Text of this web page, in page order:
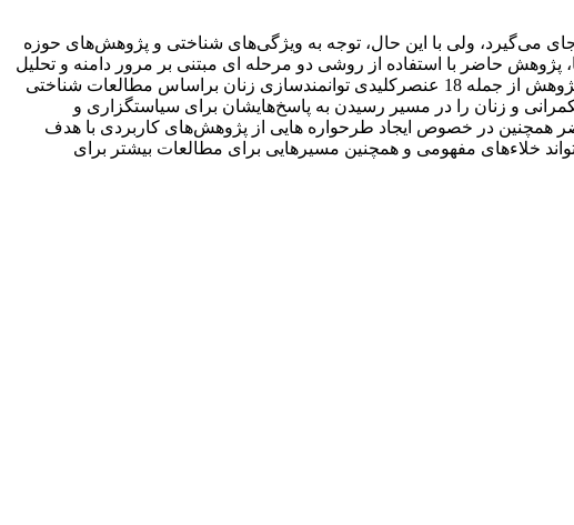
می‌گیرد، ولی با این حال، توجه به ویژگی‌های شناختی و پژوهش‌های حوزه
حاضر با استفاده از روشی دو مرحله ای مبتنی بر مرور دامنه و تحلیل
محتوا به ارائه چارچوبی برای توانمندسازی زنان در حکمرانی براساس مطالعات حوزه علوم شناختی می‌پردازد. خروجی‌های این پژوهش از جمله 18 عنصرکلیدی توانمندسازی زنان براساس مطالعات شناختی
و زنان را در مسیر رسیدن به پاسخ‌هایشان برای سیاستگزاری و
همچنین در خصوص ایجاد طرحواره هایی از پژوهش‌های کاربردی با هدف
خلاءهای مفهومی و همچنین مسیرهایی برای مطالعات بیشتر برای